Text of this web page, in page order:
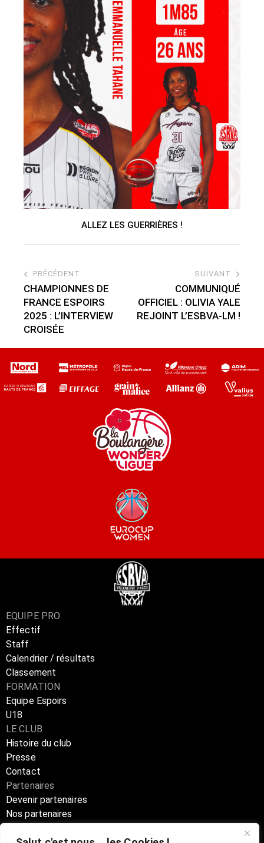
ALLEZ LES GUERRIÈRES !
PRÉCÉDENT
CHAMPIONNES DE
FRANCE ESPOIRS
2025 : L’INTERVIEW
CROISÉE
SUIVANT
COMMUNIQUÉ
OFFICIEL : OLIVIA YALE
REJOINT L’ESBVA-LM !
EQUIPE PRO
Effectif
Staff
Calendrier / résultats
Classement
FORMATION
Equipe Espoirs
U18
LE CLUB
Histoire du club
Presse
Contact
Partenaires
Devenir partenaires
Nos partenaires